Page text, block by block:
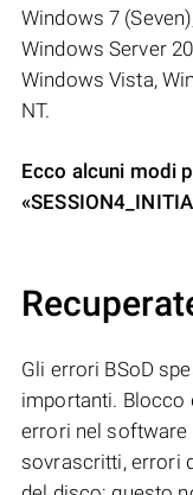
Windows 7
Windows Server
Windows Vista,
NT.
Ecco alcuni modi
Gli errori BSoD
importanti. Blocco
errori nel software
sovrascritti, errori